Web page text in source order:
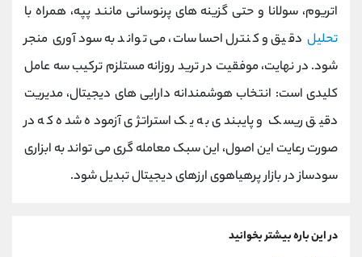
اتریوم، سولانا و حتی گزینه‌ های پرنوسانی مانند پپه، همراه با
تحلیل دقیق و کنترل احساسات، می ‌تواند به سودآوری منجر
شود. در نهایت، موفقیت در ترید روزانه مستلزم ترکیب سه عامل
کلیدی است: انتخاب هوشمندانه دارایی ‌های دیجیتال، مدیریت
دقیق ریسک و پایبندی به یک استراتژی آزموده شده که در
صورت رعایت این اصول، این سبک معامله‌ گری می ‌تواند به ابزاری
سودساز در بازار پرهیاهوی ارزهای دیجیتال تبدیل شود.
در این باره بیشتر بخوانید